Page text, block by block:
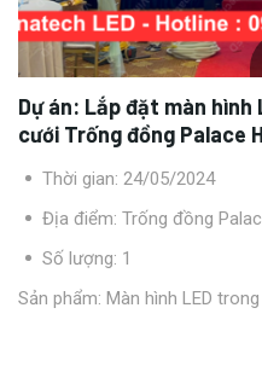
Dự án: Lắp đặt màn hình
cưới Trống đồng Palace
Thời gian: 24/05/2024
Địa điểm: Trống đồng
Số lượng: 1
Sản phẩm: Màn hình LED